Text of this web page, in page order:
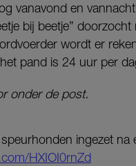
vanavond en
bij beetje”
wordt er
pand is 24 uur per
onder de post.
ingezet na
HXIOI0rnZd